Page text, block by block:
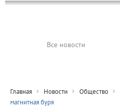
Все новости
Главная Новости Общество
магнитная буря